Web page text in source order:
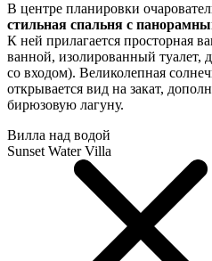
В центре планировки
стильная спальня с
К ней прилагается просторная
ванной, изолированный туалет,
со входом). Великолепная
открывается вид на закат,
бирюзовую лагуну.
Вилла над водой
Sunset Water Villa